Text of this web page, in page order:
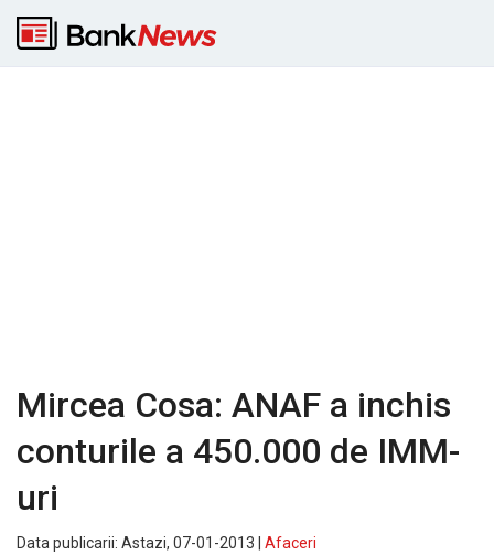
Mircea Cosa: ANAF a inchis
conturile a 450.000 de IMM-
uri
Data publicarii: Astazi, 07-01-2013 | Afaceri